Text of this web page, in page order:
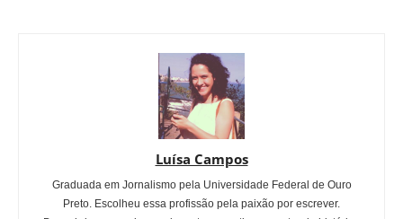
Luísa Campos
Graduada em Jornalismo pela Universidade Federal de Ouro
Preto. Escolheu essa profissão pela paixão por escrever.